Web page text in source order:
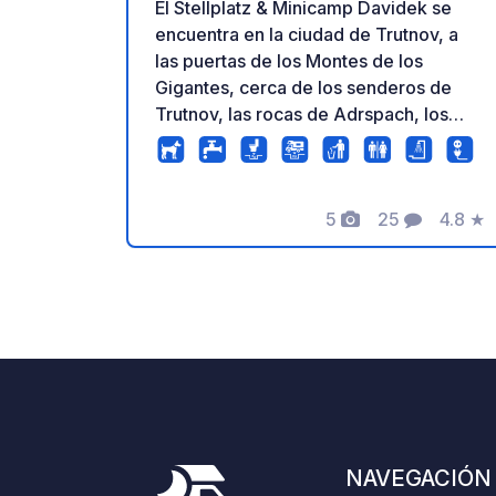
El Stellplatz & Minicamp Davidek se
encuentra en la ciudad de Trutnov, a
las puertas de los Montes de los
Gigantes, cerca de los senderos de
Trutnov, las rocas de Adrspach, los
pueblos de montaña de Pec pod
Snezkou, Janske Lazne, Horni Mala
zoológico de Dvur Kralove nad Labem.
Ofrece 20 plazas de aparcamiento con
pong), el centro de bienestar y otras
5
Fotos
25
Comentarios
4.8 ★
NAVEGACIÓN